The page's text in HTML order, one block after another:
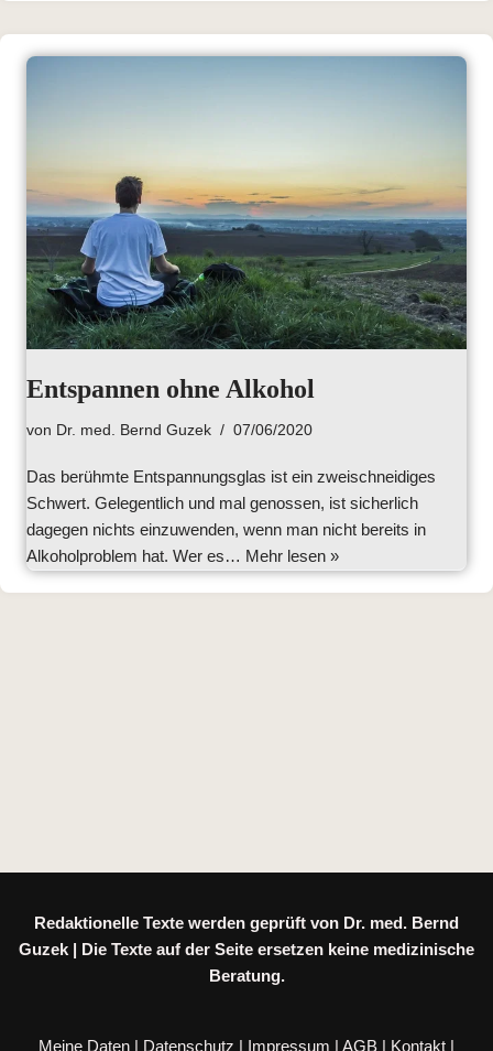
Entspannen ohne Alkohol
von Dr. med. Bernd Guzek 07/06/2020
Das berühmte Entspannungsglas ist ein zweischneidiges
Schwert. Gelegentlich und mal genossen, ist sicherlich
dagegen nichts einzuwenden, wenn man nicht bereits in
Alkoholproblem hat. Wer es… Mehr lesen »
Redaktionelle Texte werden geprüft von Dr. med. Bernd
Guzek | Die Texte auf der Seite ersetzen keine medizinische
Beratung.
Meine Daten | Datenschutz | Impressum | AGB | Kontakt |